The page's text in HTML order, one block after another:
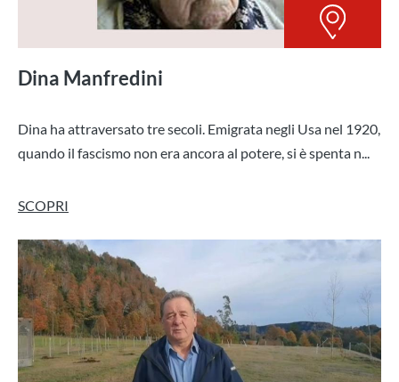
Dina Manfredini
Dina ha attraversato tre secoli. Emigrata negli Usa nel 1920,
quando il fascismo non era ancora al potere, si è spenta n...
SCOPRI